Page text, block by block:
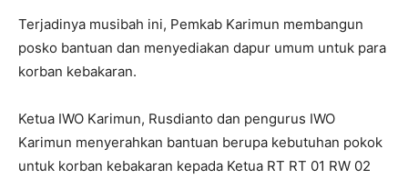
Terjadinya musibah ini, Pemkab Karimun membangun
posko bantuan dan menyediakan dapur umum untuk para
korban kebakaran.
Ketua IWO Karimun, Rusdianto dan pengurus IWO
Karimun menyerahkan bantuan berupa kebutuhan pokok
untuk korban kebakaran kepada Ketua RT RT 01 RW 02